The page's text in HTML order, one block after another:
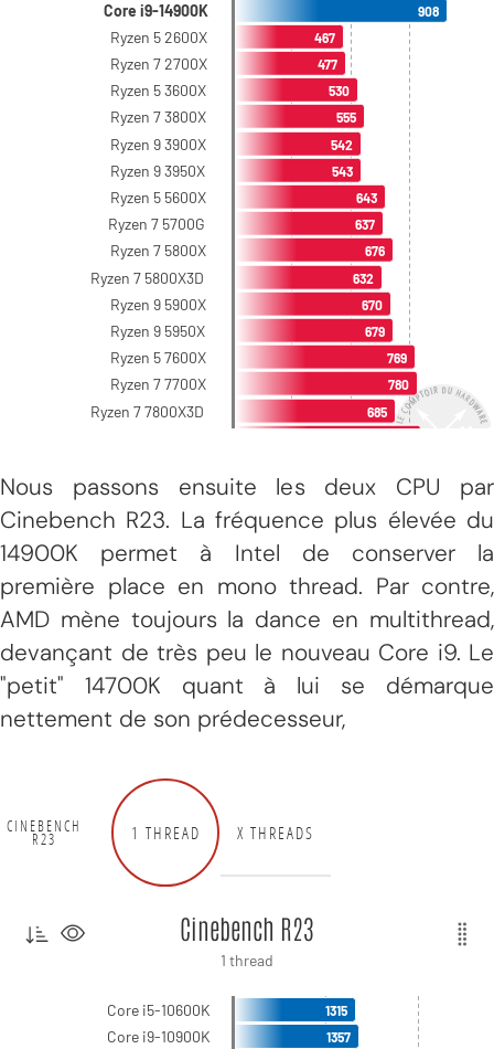
Nous passons ensuite les deux CPU par
Cinebench R23. La fréquence plus élevée du
14900K permet à Intel de conserver la
première place en mono thread. Par contre,
AMD mène toujours la dance en multithread,
devançant de très peu le nouveau Core i9. Le
"petit" 14700K quant à lui se démarque
nettement de son prédecesseur,